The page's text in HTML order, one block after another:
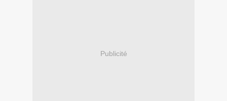
Publicité